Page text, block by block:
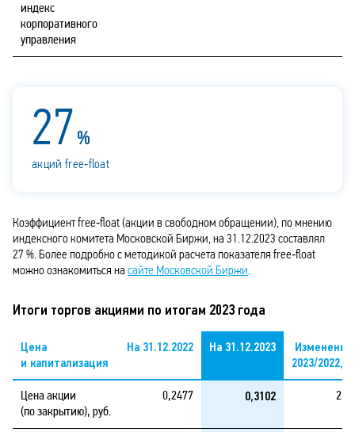
индекс
корпоративного
управления
27 %
акций free‑float
Коэффициент free‑float (акции в свободном обращении), по мнению
индексного комитета Московской Биржи, на 31.12.2023 составлял
27 %. Более подробно с методикой расчета показателя free‑float
можно ознакомиться на сайте Московской Биржи.
Итоги торгов акциями по итогам 2023 года
Цена
и капитализация
На 31.12.2022 На 31.12.2023
Изменение,
2023/2022, %
Цена акции
(по закрытию), руб.
0,2477 0,3102 25,2